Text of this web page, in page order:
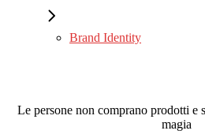
Brand Identity
Le persone non comprano prodotti e
magia